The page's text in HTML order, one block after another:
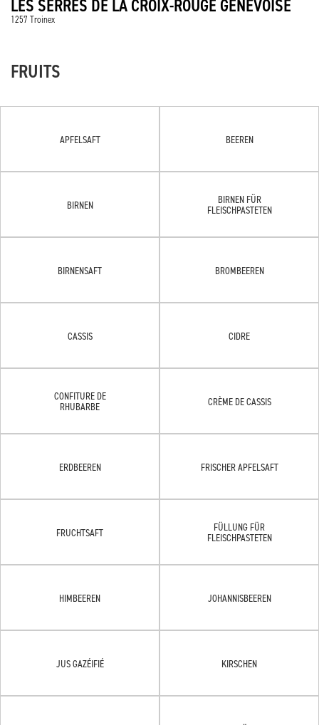
LES SERRES DE LA CROIX-ROUGE GENEVOISE
1257 Troinex
FRUITS
APFELSAFT BEEREN
BIRNEN
BIRNEN FÜR
FLEISCHPASTETEN
BIRNENSAFT BROMBEEREN
CASSIS CIDRE
CONFITURE DE
RHUBARBE
CRÈME DE CASSIS
ERDBEEREN FRISCHER APFELSAFT
FRUCHTSAFT
FÜLLUNG FÜR
FLEISCHPASTETEN
HIMBEEREN JOHANNISBEEREN
JUS GAZÉIFIÉ KIRSCHEN